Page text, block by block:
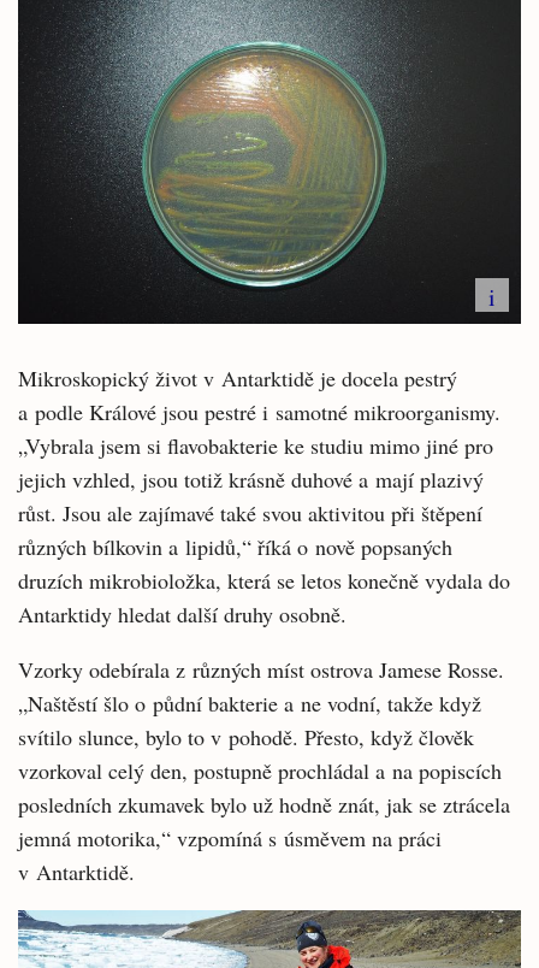
i
Mikroskopický život v Antarktidě je docela pestrý
a podle Králové jsou pestré i samotné mikroorganismy.
„Vybrala jsem si flavobakterie ke studiu mimo jiné pro
jejich vzhled, jsou totiž krásně duhové a mají plazivý
růst. Jsou ale zajímavé také svou aktivitou při štěpení
různých bílkovin a lipidů,“ říká o nově popsaných
druzích mikrobioložka, která se letos konečně vydala do
Antarktidy hledat další druhy osobně.
Vzorky odebírala z různých míst ostrova Jamese Rosse.
„Naštěstí šlo o půdní bakterie a ne vodní, takže když
svítilo slunce, bylo to v pohodě. Přesto, když člověk
vzorkoval celý den, postupně prochládal a na popiscích
posledních zkumavek bylo už hodně znát, jak se ztrácela
jemná motorika,“ vzpomíná s úsměvem na práci
v Antarktidě.